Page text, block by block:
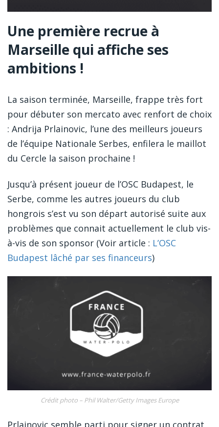
Une première recrue à
Marseille qui affiche ses
ambitions !
La saison terminée, Marseille, frappe très fort
pour débuter son mercato avec renfort de choix
: Andrija Prlainovic, l’une des meilleurs joueurs
de l’équipe Nationale Serbes, enfilera le maillot
du Cercle la saison prochaine !
Jusqu’à présent joueur de l’OSC Budapest, le
Serbe, comme les autres joueurs du club
hongrois s’est vu son départ autorisé suite aux
problèmes que connait actuellement le club vis-
à-vis de son sponsor (Voir article : L’OSC
Budapest lâché par ses financeurs)
Crédit photo – Phil Walter/Getty Images Europe
Prlainovic semble parti pour signer un contrat